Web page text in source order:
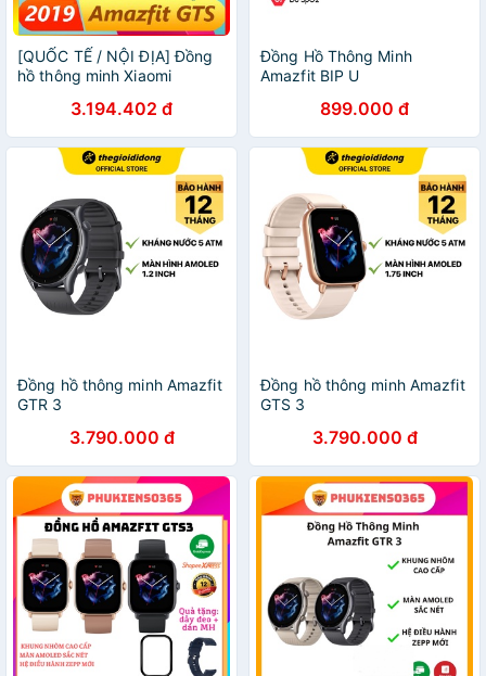
[QUỐC TẾ / NỘI ĐỊA] Đồng
hồ thông minh Xiaomi
Xiaomi Amazfit GTS - Mr
Xiaomi
3.194.402 đ
Đồng Hồ Thông Minh
Amazfit BIP U
899.000 đ
Đồng hồ thông minh Amazfit
GTR 3
3.790.000 đ
Đồng hồ thông minh Amazfit
GTS 3
3.790.000 đ